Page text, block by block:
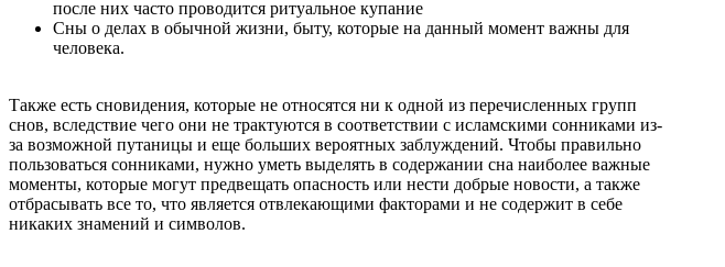
после них часто проводится ритуальное купание
Сны о делах в обычной жизни, быту, которые на данный момент важны для
человека.
Также есть сновидения, которые не относятся ни к одной из перечисленных групп
снов, вследствие чего они не трактуются в соответствии с исламскими сонниками из-
за возможной путаницы и еще больших вероятных заблуждений. Чтобы правильно
пользоваться сонниками, нужно уметь выделять в содержании сна наиболее важные
моменты, которые могут предвещать опасность или нести добрые новости, а также
отбрасывать все то, что является отвлекающими факторами и не содержит в себе
никаких знамений и символов.